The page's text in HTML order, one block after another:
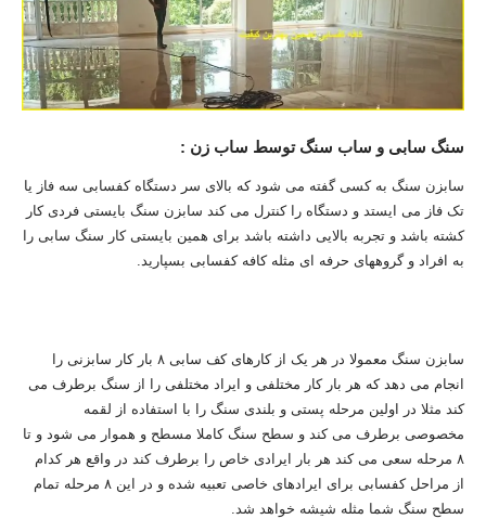
سنگ سابی و ساب سنگ توسط ساب زن :
سابزن سنگ به کسی گفته می شود که بالای سر دستگاه کفسابی سه فاز یا
تک فاز می ایستد و دستگاه را کنترل می کند سابزن سنگ بایستی فردی کار
کشته باشد و تجربه بالایی داشته باشد برای همین بایستی کار سنگ سابی را
به افراد و گروههای حرفه ای مثله کافه کفسابی بسپارید.
سابزن سنگ معمولا در هر یک از کارهای کف سابی ۸ بار کار سابزنی را
انجام می دهد که هر بار کار مختلفی و ایراد مختلفی را از سنگ برطرف می
کند مثلا در اولین مرحله پستی و بلندی سنگ را با استفاده از لقمه
مخصوصی برطرف می کند و سطح سنگ کاملا مسطح و هموار می شود و تا
۸ مرحله سعی می کند هر بار ایرادی خاص را برطرف کند در واقع هر کدام
از مراحل کفسابی برای ایرادهای خاصی تعبیه شده و در این ۸ مرحله تمام
سطح سنگ شما مثله شیشه خواهد شد.